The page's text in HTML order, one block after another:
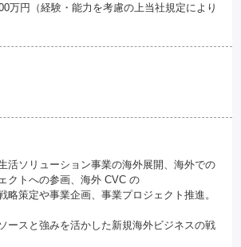
万円（経験・能力を考慮の上当社規定により
活ソリューション事業の海外展開、海外での
クトへの参画、海外 CVC の
略策定や事業企画、事業プロジェクト推進。
ースと強みを活かした新規海外ビジネスの戦